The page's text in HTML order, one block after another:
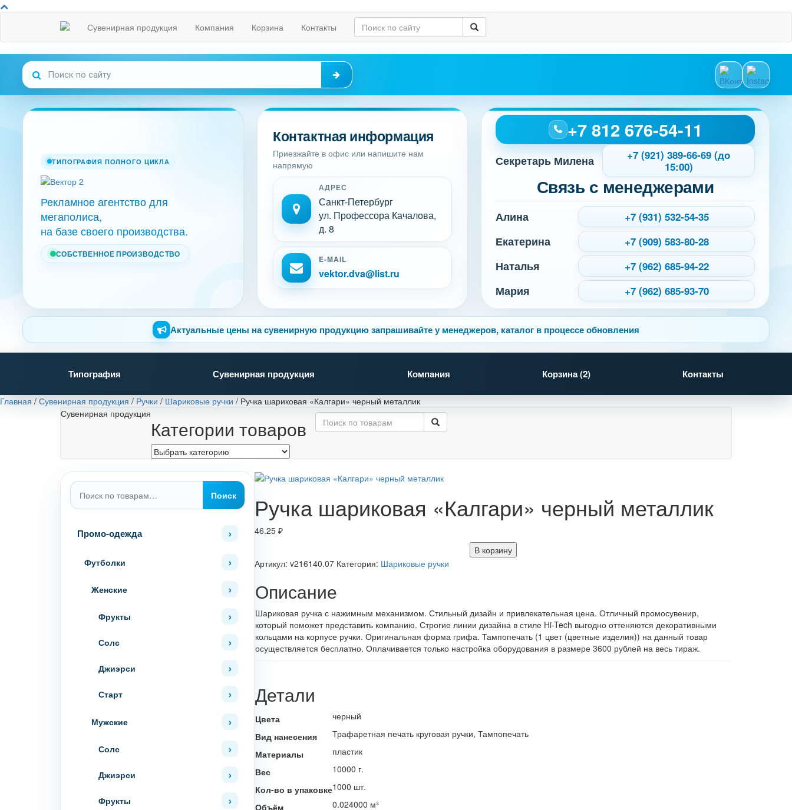
Сувенирная продукция Компания Корзина Контакты
ТИПОГРАФИЯ ПОЛНОГО ЦИКЛА
Рекламное агентство для
мегаполиса,
на базе своего производства.
СОБСТВЕННОЕ ПРОИЗВОДСТВО
Контактная информация
Приезжайте в офис или напишите нам
напрямую
АДРЕС
Санкт-Петербург
ул. Профессора Качалова,
д. 8
E-MAIL
vektor.dva@list.ru
+7 812 676-54-11
Секретарь Милена
+7 (921) 389-66-69 (до
15:00)
Связь с менеджерами
Алина +7 (931) 532-54-35
Екатерина +7 (909) 583-80-28
Наталья +7 (962) 685-94-22
Мария +7 (962) 685-93-70
Актуальные цены на сувенирную продукцию запрашивайте у менеджеров, каталог в процессе обновления
Типография Сувенирная продукция Компания Корзина (2) Контакты
Главная / Сувенирная продукция / Ручки / Шариковые ручки / Ручка шариковая «Калгари» черный металлик
Сувенирная продукция
Категории товаров
Искать:
Поиск
Промо-одежда
Футболки
Женские
Фрукты
Солс
Джиэрси
Старт
Мужские
Солс
Джиэрси
Фрукты
Ручка шариковая «Калгари» черный металлик
46.25 ₽
В корзину
Артикул: v216140.07 Категория: Шариковые ручки
Описание
Шариковая ручка с нажимным механизмом. Стильный дизайн и привлекательная цена. Отличный промосувенир,
который поможет представить компанию. Строгие линии дизайна в стиле Hi-Tech выгодно оттеняются декоративными
кольцами на корпусе ручки. Оригинальная форма грифа. Тампопечать (1 цвет (цветные изделия)) на данный товар
осуществляется бесплатно. Оплачивается только настройка оборудования в размере 3600 рублей на весь тираж.
Детали
Цвета
черный
Вид нанесения
Трафаретная печать круговая ручки, Тампопечать
Материалы
пластик
Вес
10000 г.
Кол-во в упаковке1000 шт.
Объём
0.024000 м³